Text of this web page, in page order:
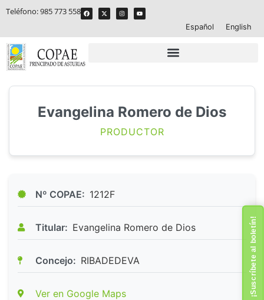
Teléfono:985 773 558
Español English
Evangelina Romero de Dios
PRODUCTOR
Nº COPAE: 1212F
Titular: Evangelina Romero de Dios
Concejo: RIBADEDEVA
Ver en Google Maps ¡Suscríbete al boletín!